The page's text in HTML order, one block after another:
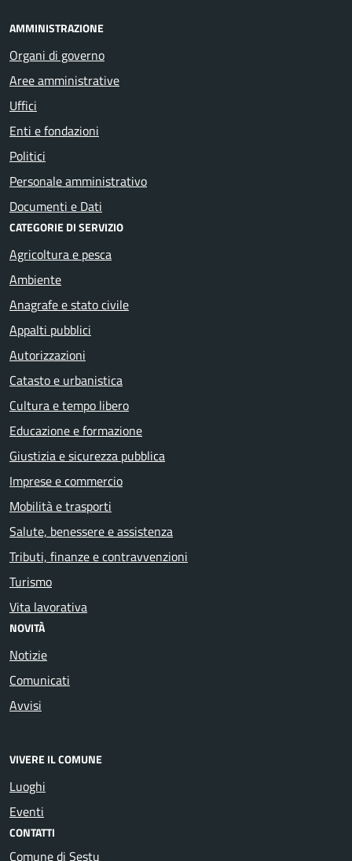
AMMINISTRAZIONE
Organi di governo
Aree amministrative
Uffici
Enti e fondazioni
Politici
Personale amministrativo
Documenti e Dati
CATEGORIE DI SERVIZIO
Agricoltura e pesca
Ambiente
Anagrafe e stato civile
Appalti pubblici
Autorizzazioni
Catasto e urbanistica
Cultura e tempo libero
Educazione e formazione
Giustizia e sicurezza pubblica
Imprese e commercio
Mobilità e trasporti
Salute, benessere e assistenza
Tributi, finanze e contravvenzioni
Turismo
Vita lavorativa
NOVITÀ
Notizie
Comunicati
Avvisi
VIVERE IL COMUNE
Luoghi
Eventi
CONTATTI
Comune di Sestu